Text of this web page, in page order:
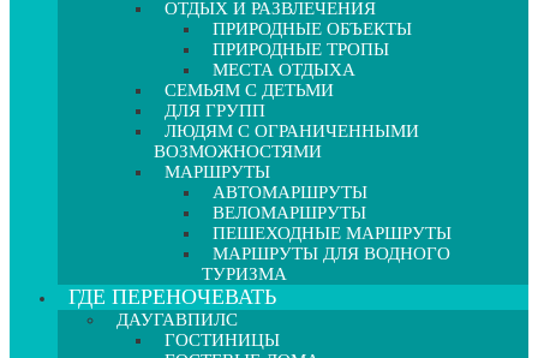
ОТДЫХ И РАЗВЛЕЧЕНИЯ
ПРИРОДНЫЕ ОБЪЕКТЫ
ПРИРОДНЫЕ ТРОПЫ
МЕСТА ОТДЫХА
СЕМЬЯМ С ДЕТЬМИ
ДЛЯ ГРУПП
ЛЮДЯМ С ОГРАНИЧЕННЫМИ
ВОЗМОЖНОСТЯМИ
МАРШРУТЫ
АВТОМАРШРУТЫ
ВЕЛОМАРШРУТЫ
ПЕШЕХОДНЫЕ МАРШРУТЫ
МАРШРУТЫ ДЛЯ ВОДНОГО
ТУРИЗМА
ГДЕ ПЕРЕНОЧЕВАТЬ
ДАУГАВПИЛС
ГОСТИНИЦЫ